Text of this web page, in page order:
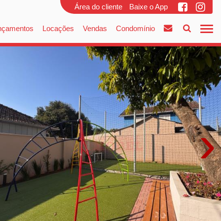
Área do cliente Baixe o App
Locações Vendas Condomínio
›